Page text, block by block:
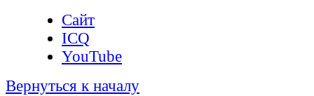
Сайт
ICQ
YouTube
Вернуться к началу